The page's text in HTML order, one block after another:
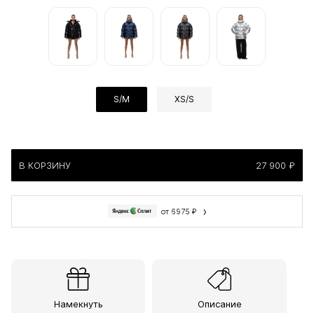
S/M XS/S
В КОРЗИНУ 27 900 ₽
от 6975 ₽ ›
Намекнуть
Описание